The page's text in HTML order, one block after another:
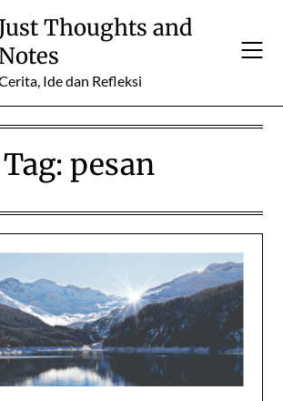
Just Thoughts and
Ide dan Refleksi
Tag: pesan